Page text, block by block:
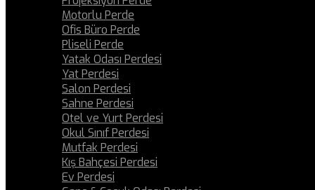
Motorlu Perde
Ofis Büro Perde
Pliseli Perde
Yatak Odası Perdesi
Yat Perdesi
Salon Perdesi
Sahne Perdesi
Otel ve Yurt Perdesi
Okul Sınıf Perdesi
Mutfak Perdesi
Kış Bahçesi Perdesi
Ev Perdesi